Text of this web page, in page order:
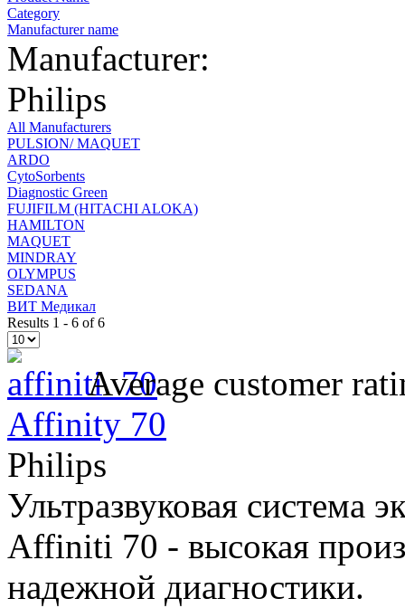
Category
Manufacturer name
Manufacturer:
Philips
All Manufacturers
PULSION/ MAQUET
ARDO
CytoSorbents
Diagnostic Green
FUJIFILM (HITACHI ALOKA)
HAMILTON
MAQUET
MINDRAY
OLYMPUS
SEDANA
ВИТ Медикал
Results 1 - 6 of 6
Average customer
Affinity 70
Philips
Ультразвуковая система
Affiniti 70 - высокая
надежной диагностики.